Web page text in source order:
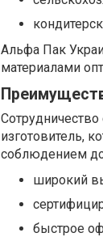
Альфа Пак
материалами
изготовитель,
соблюдением
широкий
быстрое